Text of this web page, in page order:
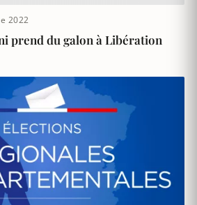
2022
prend du galon à Libération